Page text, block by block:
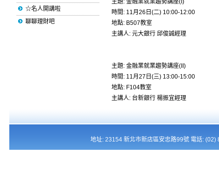
☆名人開講啦
聊聊理財吧
主題: 金融業就業趨勢講座(I)
時間: 11月26日(二) 10:00-12:00
地點: B507教室
主講人: 元大銀行 邱俊誠經理
主題: 金融業就業趨勢講座(II)
時間: 11月27日(三) 13:00-15:00
地點: F104教室
主講人: 台新銀行 楊振宜經理
地址: 23154 新北市新店區安忠路99號 電話: